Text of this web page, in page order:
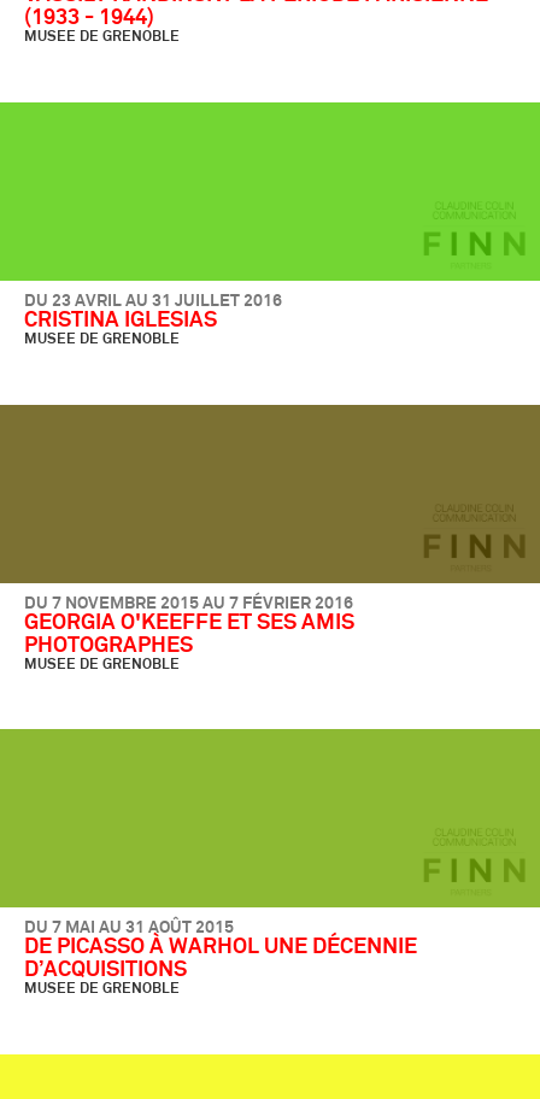
(1933 - 1944)
MUSEE DE GRENOBLE
DU 23 AVRIL AU 31 JUILLET 2016
CRISTINA IGLESIAS
MUSEE DE GRENOBLE
DU 7 NOVEMBRE 2015 AU 7 FÉVRIER 2016
GEORGIA O'KEEFFE ET SES AMIS
PHOTOGRAPHES
MUSEE DE GRENOBLE
DU 7 MAI AU 31 AOÛT 2015
DE PICASSO À WARHOL UNE DÉCENNIE
D’ACQUISITIONS
MUSEE DE GRENOBLE